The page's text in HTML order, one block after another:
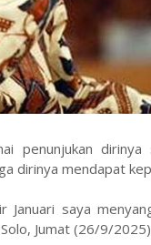
penunjukan
dirinya mendapat
saya
Jumat (26/9/